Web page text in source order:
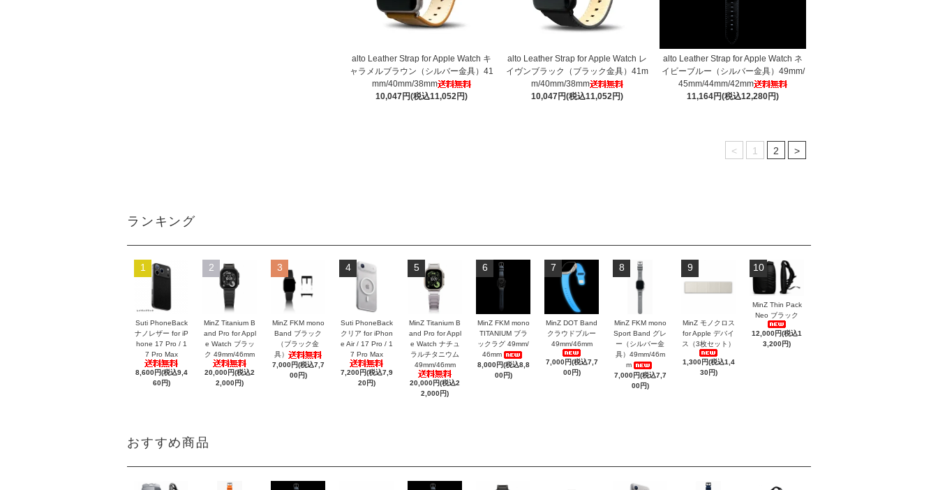
alto Leather Strap for Apple Watch キ
ャラメルブラウン（シルバー金具）41
mm/40mm/38mm
10,047円(税込11,052円)
alto Leather Strap for Apple Watch レ
イヴンブラック（ブラック金具）41m
m/40mm/38mm
10,047円(税込11,052円)
alto Leather Strap for Apple Watch ネ
イビーブルー（シルバー金具）49mm/
45mm/44mm/42mm
11,164円(税込12,280円)
< 1 2 >
ランキング
1
Suti PhoneBack
ナノレザー for iP
hone 17 Pro / 1
7 Pro Max
8,600円(税込9,4
60円)
2
MinZ Titanium B
and Pro for Appl
e Watch ブラッ
ク 49mm/46mm
20,000円(税込2
2,000円)
3
MinZ FKM mono
Band ブラック
（ブラック金
具）
7,000円(税込7,7
00円)
4
Suti PhoneBack
クリア for iPhon
e Air / 17 Pro / 1
7 Pro Max
7,200円(税込7,9
20円)
5
MinZ Titanium B
and Pro for Appl
e Watch ナチュ
ラルチタニウム
49mm/46mm
20,000円(税込2
2,000円)
6
MinZ FKM mono
TITANIUM ブラ
ックラグ 49mm/
46mm
8,000円(税込8,8
00円)
7
MinZ DOT Band
クラウドブルー
49mm/46mm
7,000円(税込7,7
00円)
8
MinZ FKM mono
Sport Band グレ
ー（シルバー金
具）49mm/46m
m
7,000円(税込7,7
00円)
9
MinZ モノクロス
for Apple デバイ
ス（3枚セット）
1,300円(税込1,4
30円)
10
MinZ Thin Pack
Neo ブラック
12,000円(税込1
3,200円)
おすすめ商品